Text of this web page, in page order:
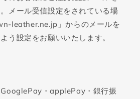
メール受信設定をされている場
leather.ne.jp」からのメールを
う設定をお願いいたします。
・applePay・銀行振